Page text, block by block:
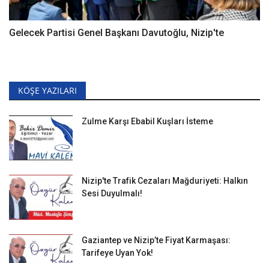
Gelecek Partisi Genel Başkanı Davutoğlu, Nizip'te
KÖŞE YAZILARI
Zulme Karşı Ebabil Kuşları İsteme
Nizip'te Trafik Cezaları Mağduriyeti: Halkın
Sesi Duyulmalı!
Gaziantep ve Nizip’te Fiyat Karmaşası:
Tarifeye Uyan Yok!